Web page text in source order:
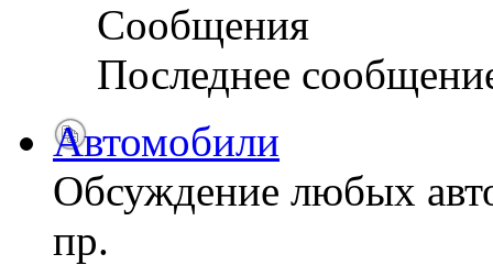
Сообщения
Последнее
Автомобили
Обсуждение любых
пр.